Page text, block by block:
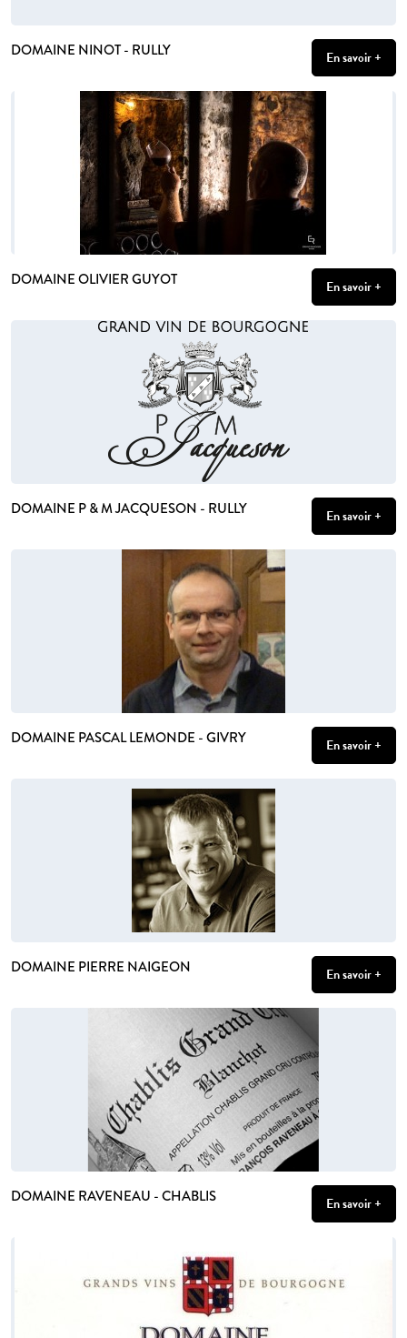
DOMAINE NINOT - RULLY En savoir +
DOMAINE OLIVIER GUYOT En savoir +
DOMAINE P & M JACQUESON - RULLY En savoir +
DOMAINE PASCAL LEMONDE - GIVRY En savoir +
DOMAINE PIERRE NAIGEON En savoir +
DOMAINE RAVENEAU - CHABLIS En savoir +